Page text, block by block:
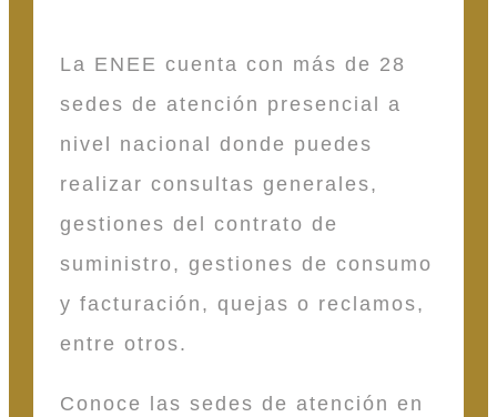
La ENEE cuenta con más de 28
sedes de atención presencial a
nivel nacional donde puedes
realizar consultas generales,
gestiones del contrato de
suministro, gestiones de consumo
y facturación, quejas o reclamos,
entre otros.
Conoce las sedes de atención en